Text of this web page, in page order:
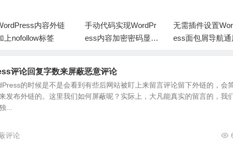
内容外链
上nofollow标签
手动代码实现WordPr
ess内容加密密码显示
无需插件设置
ess面包屑导航通
评论回复字数来屏蔽恶意评论
的时候是不是会看到有些后网站被盯上来留言评论留下外链的，会
发布外链的。这里我们如何屏蔽呢？实际上，大凡能真实的留言的，我
...
评论